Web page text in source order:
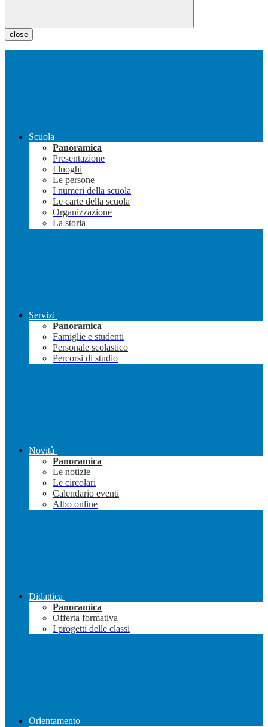
close
Scuola
Panoramica
Presentazione
I luoghi
Le persone
I numeri della scuola
Le carte della scuola
Organizzazione
La storia
Servizi
Panoramica
Famiglie e studenti
Personale scolastico
Percorsi di studio
Novità
Panoramica
Le notizie
Le circolari
Calendario eventi
Albo online
Didattica
Panoramica
Offerta formativa
I progetti delle classi
Orientamento